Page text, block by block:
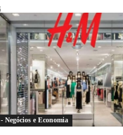
Negócios e Economia